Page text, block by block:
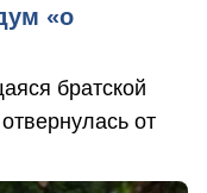
«о
братской
от